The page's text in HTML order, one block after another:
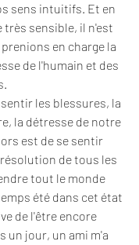
sens intuitifs. Et en
sensible, il n'est
en charge la
de l'humain et des
les blessures, la
la détresse de notre
est de se sentir
de tous les
tout le monde
été dans cet état
de l'être encore
un jour, un ami m'a